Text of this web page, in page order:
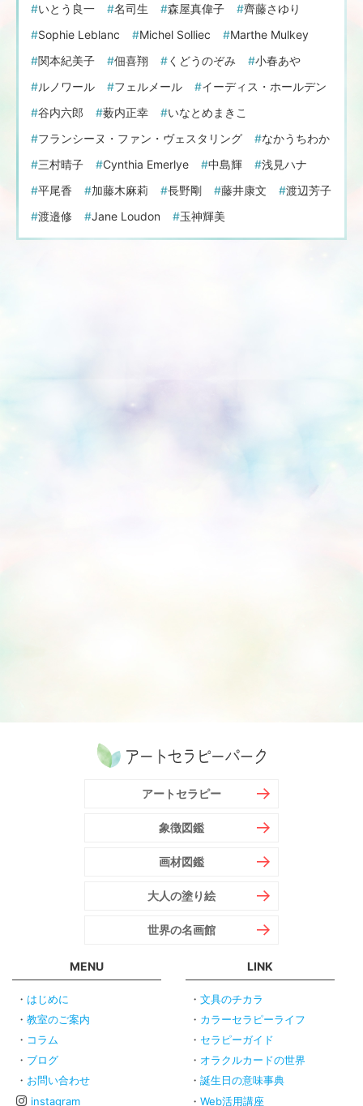
いとう良一
名司生 森屋真偉子
齊藤さゆり
Sophie Leblanc
Michel Solliec
Marthe Mulkey
関本紀美子
佃喜翔 くどうのぞみ
小春あや
ルノワール
フェルメール
イーディス・ホールデン
谷内六郎
薮内正幸
いなとめまきこ
フランシーヌ・ファン・ヴェスタリング
なかうちわか
三村晴子
Cynthia Emerlye 中島輝
浅見ハナ
平尾香
加藤木麻莉 長野剛 藤井康文
渡辺芳子
渡邉修
Jane Loudon 玉神輝美
アートセラピー
象徴図鑑
画材図鑑
大人の塗り絵
世界の名画館
MENU
はじめに
教室のご案内
コラム
ブログ
お問い合わせ
instagram
LINK
文具のチカラ
カラーセラピーライフ
セラピーガイド
オラクルカードの世界
誕生日の意味事典
Web活用講座